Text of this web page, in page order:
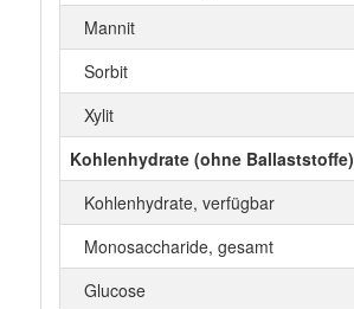
Mannit
Sorbit
Xylit
Kohlenhydrate (ohne Ballaststoffe)
Kohlenhydrate, verfügbar
Monosaccharide, gesamt
Glucose